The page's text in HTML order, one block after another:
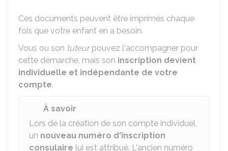
Ces documents peuvent être imprimés chaque
fois que votre enfant en a besoin.
Vous ou son tuteurpouvez l'accompagner pour
cette démarche, mais son inscription devient
individuelle et indépendante de votre
compte.
À savoir
Lors de la création de son compte individuel,
un nouveau numéro d'inscription
consulaire lui est attribué. L'ancien numéro